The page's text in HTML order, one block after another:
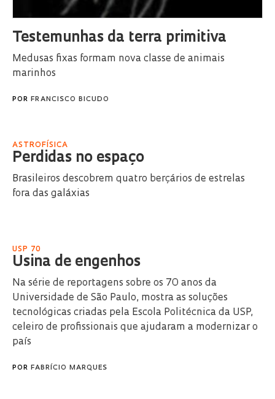
Testemunhas da terra primitiva
Medusas fixas formam nova classe de animais
marinhos
POR FRANCISCO BICUDO
ASTROFÍSICA
Perdidas no espaço
Brasileiros descobrem quatro berçários de estrelas
fora das galáxias
USP 70
Usina de engenhos
Na série de reportagens sobre os 70 anos da
Universidade de São Paulo, mostra as soluções
tecnológicas criadas pela Escola Politécnica da USP,
celeiro de profissionais que ajudaram a modernizar o
país
POR FABRÍCIO MARQUES